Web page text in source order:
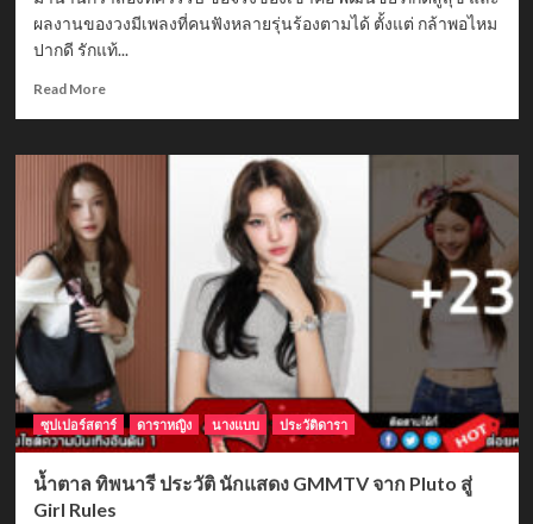
ผลงานของวงมีเพลงที่คนฟังหลายรุ่นร้องตามได้ ตั้งแต่ กล้าพอไหม
ปากดี รักแท้...
Read MoreRead
ปั๊บ
โป
เต
โต้
ประวัติ
พัฒน์
ชัย
ภักดี
สู่
สุข
นัก
ร้อง
นำ
วง
อก
ขวัญใจ
ซุปเปอร์สตาร์ ดาราหญิง นางแบบ ประวัติดารา
น้ำตาล ทิพนารี ประวัติ นักแสดง GMMTV จาก Pluto สู่
Girl Rules